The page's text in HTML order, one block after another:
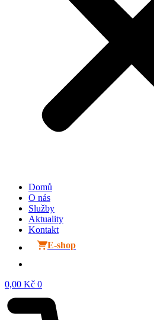
Domů
O nás
Služby
Aktuality
Kontakt
E-shop
0,00 Kč 0